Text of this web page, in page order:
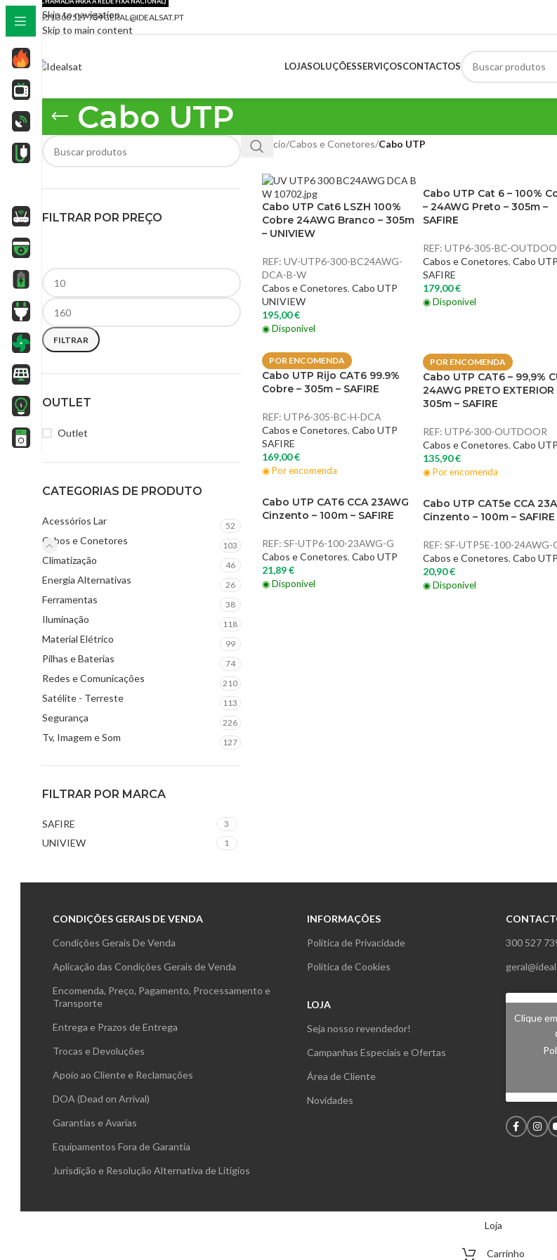
Skip to navigation
Skip to main content
+351 300 527 739GERAL@IDEALSAT.PT
LOJASOLUÇÕESSERVIÇOSCONTACTOS
Cabo UTP
FILTRAR POR PREÇO
FILTRAR
OUTLET
Outlet
CATEGORIAS DE PRODUTO
Acessórios Lar 52
Cabos e Conetores 103
Climatização 46
Energia Alternativas 26
Ferramentas 38
Iluminação 118
Material Elétrico 99
Pilhas e Baterias 74
Redes e Comunicações 210
Satélite - Terreste 113
Segurança 226
Tv, Imagem e Som 127
FILTRAR POR MARCA
SAFIRE 3
UNIVIEW 1
Início/Cabos e Conetores/Cabo UTP
Cabo UTP Cat6 LSZH 100%
Cobre 24AWG Branco – 305m
– UNIVIEW
REF: UV-UTP6-300-BC24AWG-
DCA-B-W
Cabos e Conetores, Cabo UTP
UNIVIEW
195,00€
◉ Disponível
Cabo UTP Cat 6 – 100%
– 24AWG Preto – 305m –
SAFIRE
REF: UTP6-305-BC-
Cabos e Conetores, Cabo UTP
SAFIRE
179,00€
◉ Disponível
POR ENCOMENDA
Cabo UTP Rijo CAT6 99.9%
Cobre – 305m – SAFIRE
REF: UTP6-305-BC-H-DCA
Cabos e Conetores, Cabo UTP
SAFIRE
169,00€
◉ Por encomenda
POR ENCOMENDA
Cabo UTP CAT6 – 99,9%
24AWG PRETO EXTERIOR
305m – SAFIRE
REF: UTP6-300-OUTDOOR
Cabos e Conetores, Cabo UTP
135,90€
◉ Por encomenda
Cabo UTP CAT6 CCA 23AWG
Cinzento – 100m – SAFIRE
REF: SF-UTP6-100-23AWG-G
Cabos e Conetores, Cabo UTP
21,89€
◉ Disponível
Cabo UTP CAT5e CCA
Cinzento – 100m – SAFIRE
REF: SF-UTP5E-100-24AWG-
Cabos e Conetores, Cabo UTP
20,90€
◉ Disponível
CONDIÇÕES GERAIS DE VENDA
Condições Gerais De Venda
Aplicação das Condições Gerais de Venda
Encomenda, Preço, Pagamento, Processamento e
Transporte
Entrega e Prazos de Entrega
Trocas e Devoluções
Apoio ao Cliente e Reclamações
DOA (Dead on Arrival)
Garantias e Avarias
Equipamentos Fora de Garantia
Jurisdição e Resolução Alternativa de Litígios
INFORMAÇÕES
Política de Privacidade
Política de Cookies
LOJA
Seja nosso revendedor!
Campanhas Especiais e Ofertas
Área de Cliente
Novidades
300 527
Clique
Loja
Carrinho